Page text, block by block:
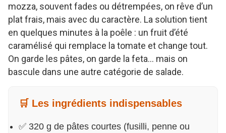
mozza, souvent fades ou détrempées, on rêve d’un
plat frais, mais avec du caractère. La solution tient
en quelques minutes à la poêle : un fruit d’été
caramélisé qui remplace la tomate et change tout.
On garde les pâtes, on garde la feta… mais on
bascule dans une autre catégorie de salade.
🛒 Les ingrédients indispensables
✅ 320 g de pâtes courtes (fusilli, penne ou